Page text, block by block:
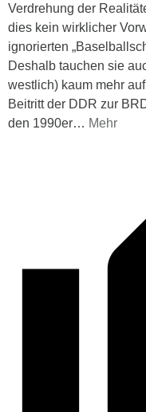
Verdrehung der
dies kein wirklicher
ignorierten
Deshalb tauchen sie
westlich) kaum mehr
Beitritt der DDR zur
den 1990er… Mehr